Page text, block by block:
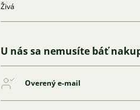
Živá
U nás sa nemusíte báť
Overený e-mail